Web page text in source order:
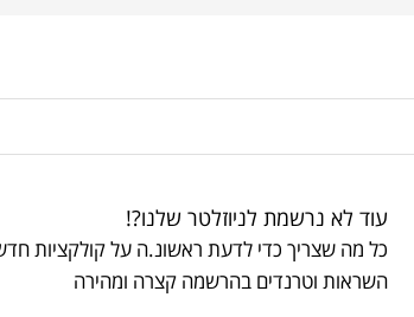
עוד לא נרשמת לניוזלטר שלנו?!
כל מה שצריך כדי לדעת ראשונ.ה על קולקציות
השראות וטרנדים בהרשמה קצרה ומהירה